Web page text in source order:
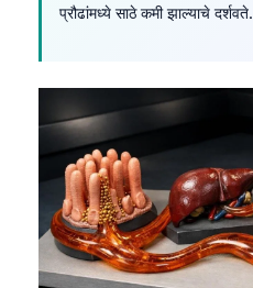
प्रौढांमध्ये साठे कमी झाल्याचे दर्शवते.